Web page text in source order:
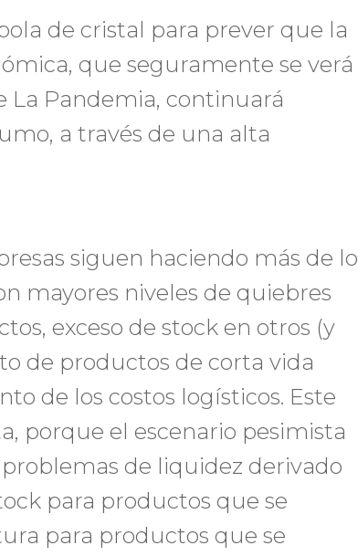
de cristal para prever que la
que seguramente se verá
Pandemia, continuará
a través de una alta
siguen haciendo más de lo
mayores niveles de quiebres
exceso de stock en otros (y
de productos de corta vida
de los costos logísticos. Este
porque el escenario pesimista
de liquidez derivado
para productos que se
para productos que se